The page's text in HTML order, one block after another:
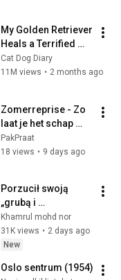
My Golden Retriever
Heals a Terrified
Rescue Kitten in
Just 3 Meetings!
Cat Dog Diary
11M views • 2 months ago
Zomerreprise - Zo
laat je het schap
kiezen voor jou
PakPraat
18 views • 9 days ago
Porzucił swoją
„grubą i
zaniedbaną” żonę.
Rok później na
zjeździe
Khamrul mohd nor
31K views • 2 days ago
New
Oslo sentrum (1954)